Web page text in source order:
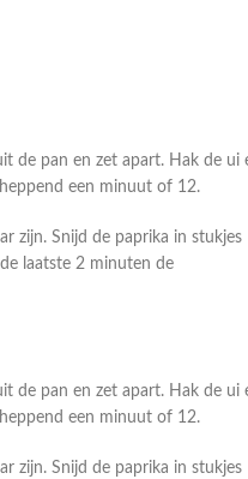
de pan en zet apart. Hak de ui
een minuut of 12.
zijn. Snijd de paprika in stukjes
laatste 2 minuten de
de pan en zet apart. Hak de ui
een minuut of 12.
zijn. Snijd de paprika in stukjes